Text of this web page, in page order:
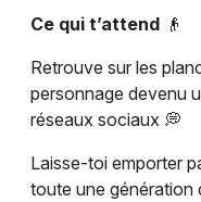
Expos
Sorties & loisirs
Théâtre en Ile de
Ce qui t’attend 👴
Retrouve sur les
personnage devenu
réseaux sociaux 💭
Laisse-toi emporter
toute une génération